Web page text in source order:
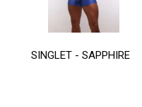
SINGLET - SAPPHIRE